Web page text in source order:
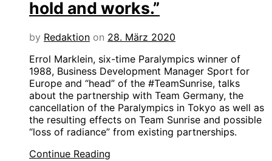
hold and works.”
by Redaktion on 28. März 2020
Errol Marklein, six-time Paralympics winner of
1988, Business Development Manager Sport for
Europe and “head” of the #TeamSunrise, talks
about the partnership with Team Germany, the
cancellation of the Paralympics in Tokyo as well as
the resulting effects on Team Sunrise and possible
“loss of radiance” from existing partnerships.
Continue Reading